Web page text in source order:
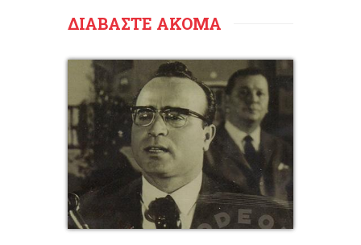
ΔΙΑΒΑΣΤΕ ΑΚΟΜΑ